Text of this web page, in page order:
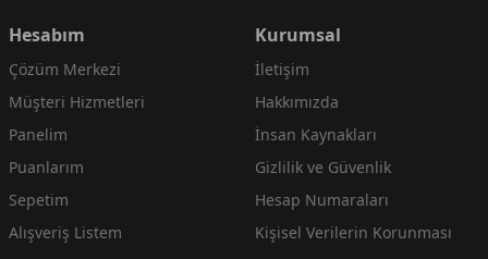
Hesabım
Çözüm Merkezi
Müşteri Hizmetleri
Panelim
Puanlarım
Sepetim
Alışveriş Listem
Kurumsal
İletişim
Hakkımızda
İnsan Kaynakları
Gizlilik ve Güvenlik
Hesap Numaraları
Kişisel Verilerin Korunması